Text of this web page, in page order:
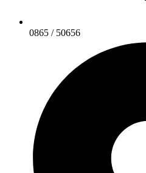
0865 / 50656